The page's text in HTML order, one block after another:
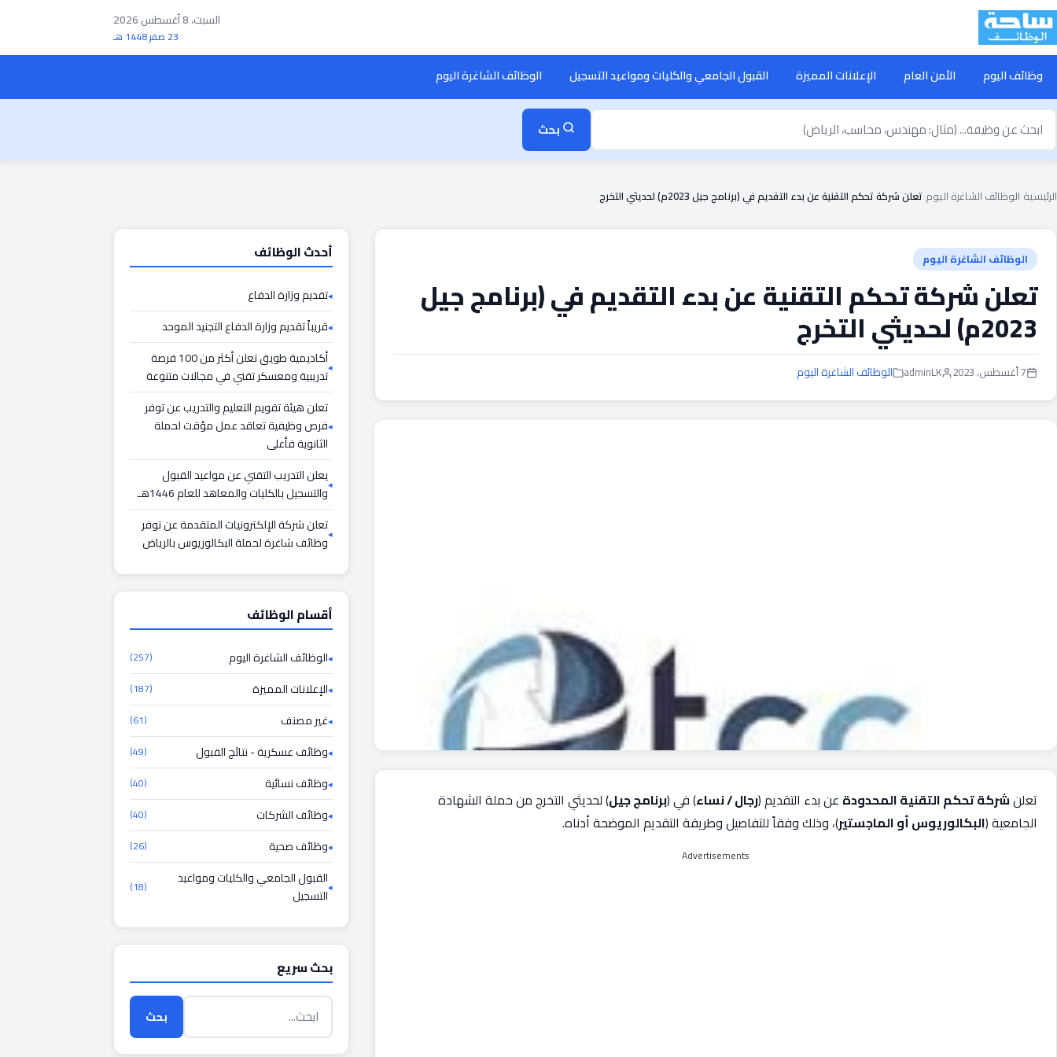
تخطى
إلى
المحتوى
السبت، 8 أغسطس 2026
23 صفر 1448 هـ
وظائف اليوم الأمن العام الإعلانات المميزة القبول الجامعي والكليات ومواعيد التسجيل الوظائف الشاغرة اليوم
ابحث
بحث
الرئيسية الوظائف الشاغرة اليوم تعلن شركة تحكم التقنية عن بدء التقديم في (برنامج جيل 2023م) لحديثي التخرج
الوظائف الشاغرة اليوم
تعلن شركة تحكم التقنية عن بدء التقديم في (برنامج جيل
2023م) لحديثي التخرج
7 أغسطس، 2023 adminLK الوظائف الشاغرة اليوم
تعلنشركة تحكم التقنية المحدودة عن بدء التقديم (رجال / نساء) في (برنامج جيل) لحديثي التخرج من حملة الشهادة
الجامعية (البكالوريوس أو الماجستير)، وذلك وفقاً للتفاصيل وطريقة التقديم الموضحة أدناه.
Advertisements
أحدث الوظائف
تقديم وزارة الدفاع
قريباً تقديم وزارة الدفاع التجنيد الموحد
أكاديمية طويق تعلن أكثر من 100 فرصة
تدريبية ومعسكر تقني في مجالات متنوعة
تعلن هيئة تقويم التعليم والتدريب عن توفر
فرص وظيفية تعاقد عمل مؤقت لحملة
الثانوية فأعلى
يعلن التدريب التقني عن مواعيد القبول
والتسجيل بالكليات والمعاهد للعام 1446هـ
تعلن شركة الإلكترونيات المتقدمة عن توفر
وظائف شاغرة لحملة البكالوريوس بالرياض
أقسام الوظائف
الوظائف الشاغرة اليوم (257)
الإعلانات المميزة (187)
غير مصنف (61)
وظائف عسكرية - نتائج القبول (49)
وظائف نسائية (40)
وظائف الشركات (40)
وظائف صحية (26)
القبول الجامعي والكليات ومواعيد
التسجيل
(18)
بحث سريع
بحث